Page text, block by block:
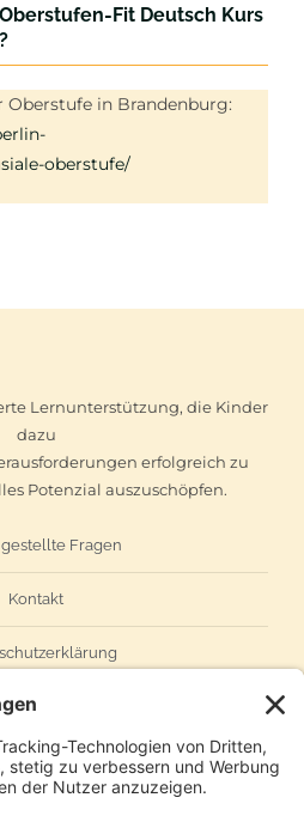
Fit Deutsch Kurs
in Brandenburg:
oberstufe/
Lernunterstützung, die Kinder
dazu
erfolgreich zu
Potenzial auszuschöpfen.
Fragen
Kontakt
AGB